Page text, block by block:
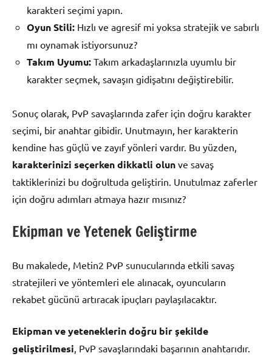
karakteri seçimi yapın.
Oyun Stili: Hızlı ve agresif mi yoksa stratejik ve sabırlı
mı oynamak istiyorsunuz?
Takım Uyumu: Takım arkadaşlarınızla uyumlu bir
karakter seçmek, savaşın gidişatını değiştirebilir.
Sonuç olarak, PvP savaşlarında zafer için doğru karakter
seçimi, bir anahtar gibidir. Unutmayın, her karakterin
kendine has güçlü ve zayıf yönleri vardır. Bu yüzden,
karakterinizi seçerken dikkatli olun ve savaş
taktiklerinizi bu doğrultuda geliştirin. Unutulmaz zaferler
için doğru adımları atmaya hazır mısınız?
Ekipman ve Yetenek Geliştirme
Bu makalede, Metin2 PvP sunucularında etkili savaş
stratejileri ve yöntemleri ele alınacak, oyuncuların
rekabet gücünü artıracak ipuçları paylaşılacaktır.
Ekipman ve yeteneklerin doğru bir şekilde
geliştirilmesi, PvP savaşlarındaki başarının anahtarıdır.